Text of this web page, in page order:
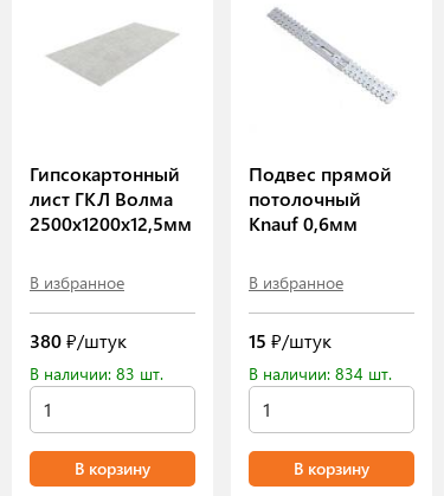
Гипсокартонный
лист ГКЛ Волма
2500х1200х12,5мм
В избранное
380₽/штук
В наличии: 83 шт.
В корзину
Подвес прямой
потолочный
Knauf 0,6мм
В избранное
15 ₽/штук
В наличии: 834 шт.
В корзину